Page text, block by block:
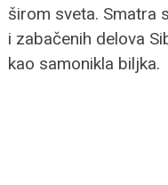
širom sveta. Smatra
i zabačenih delova
kao samonikla biljka.